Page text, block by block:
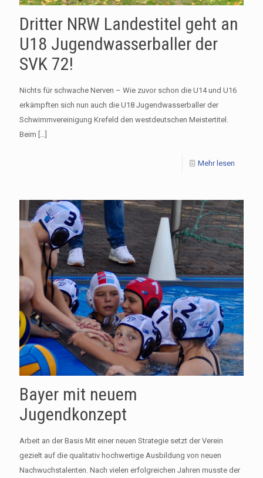
Dritter NRW Landestitel geht an
U18 Jugendwasserballer der
SVK 72!
Nichts für schwache Nerven – Wie zuvor schon die U14 und U16
erkämpften sich nun auch die U18 Jugendwasserballer der
Schwimmvereinigung Krefeld den westdeutschen Meistertitel.
Beim […]
Mehr lesen
Bayer mit neuem
Jugendkonzept
Arbeit an der Basis Mit einer neuen Strategie setzt der Verein
gezielt auf die qualitativ hochwertige Ausbildung von neuen
Nachwuchstalenten. Nach vielen erfolgreichen Jahren musste der